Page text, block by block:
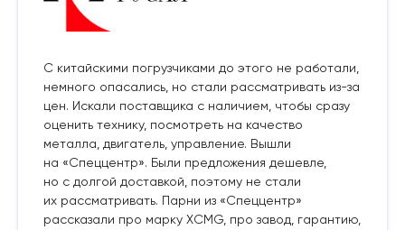
С китайскими погрузчиками до этого не работали,
немного опасались, но стали рассматривать из-за
цен. Искали поставщика с наличием, чтобы сразу
оценить технику, посмотреть на качество
металла, двигатель, управление. Вышли
на «Спеццентр». Были предложения дешевле,
но с долгой доставкой, поэтому не стали
их рассматривать. Парни из «Спеццентр»
рассказали про марку XCMG, про завод, гарантию,